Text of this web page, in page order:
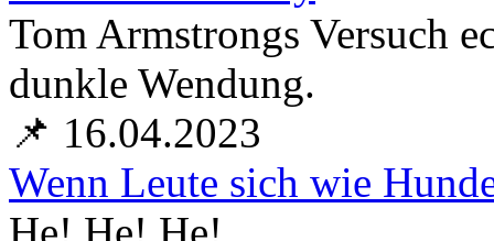
Tom Armstrongs Versuch
dunkle Wendung.
📌 16.04.2023
Wenn Leute sich wie
He! He! He!